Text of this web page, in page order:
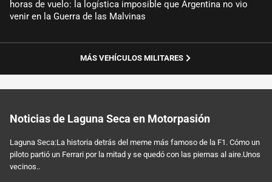
horas de vuelo: la logística imposible que Argentina no vio
venir en la Guerra de las Malvinas
MÁS VEHÍCULOS MILITARES
Noticias de Laguna Seca en Motorpasión
Laguna Seca:La historia detrás del meme más famoso de la F1. Cómo un
piloto partió un Ferrari por la mitad y se quedó con las piernas al aire.Unos
vecinos..